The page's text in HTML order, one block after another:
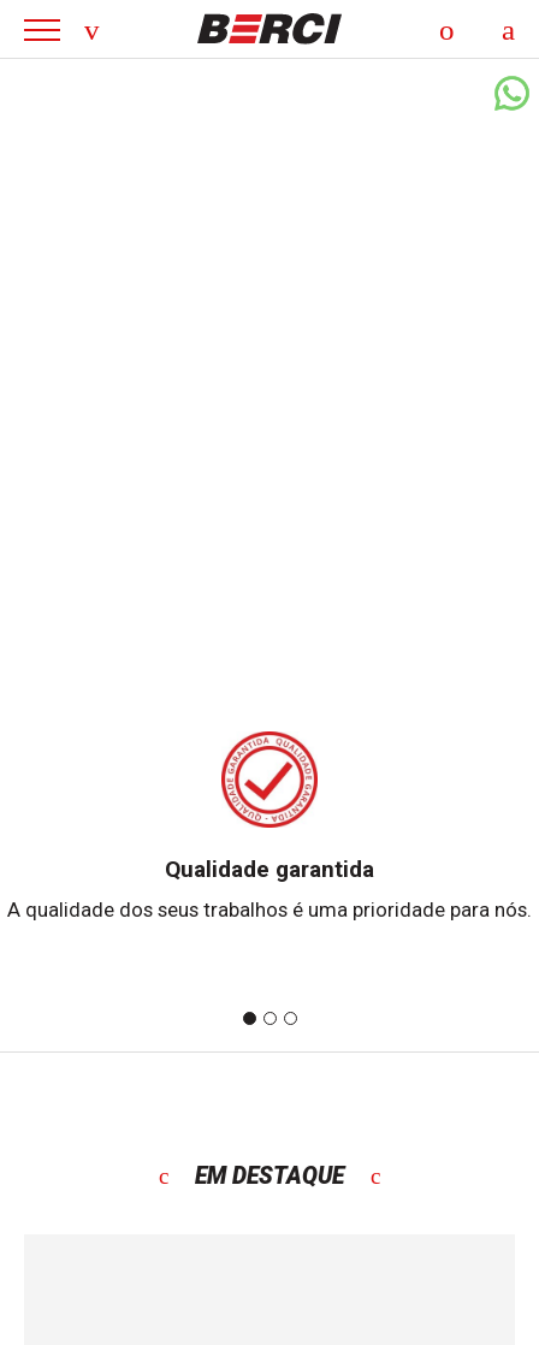
Qualidade garantida
A qualidade dos seus trabalhos é uma prioridade para nós.
EM DESTAQUE